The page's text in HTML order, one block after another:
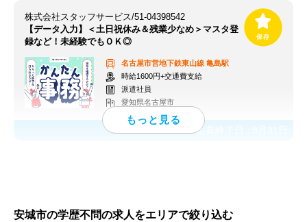
株式会社スタッフサービス/51-04398542
【データ入力】＜土日祝休み＆残業少なめ＞マスタ登
録など！未経験でもＯＫ◎
名古屋市営地下鉄東山線 亀島駅
時給1600円+交通費支給
派遣社員
愛知県名古屋市
応募終了日：
安城市の学歴不問の求人をエリアで絞り込む